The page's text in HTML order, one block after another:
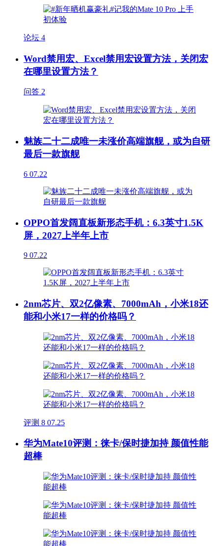
论坛 4
Word禁用宏、Excel禁用宏设置方法，关闭宏
在哪里设置方法？
问答 2
魅族二十二成唯一未涨价高端旗舰，或为自研
最后一款旗舰
6 07.22
OPPO首发阔直板新形态手机：6.3英寸1.5K
屏，2027上半年上市
9 07.22
2nm芯片、双2亿像素、7000mAh，小米18还
能和小米17一样的价格吗？
评测 8 07.25
华为Mate10评测：徕卡/保时捷加持 颜值性能
超棒